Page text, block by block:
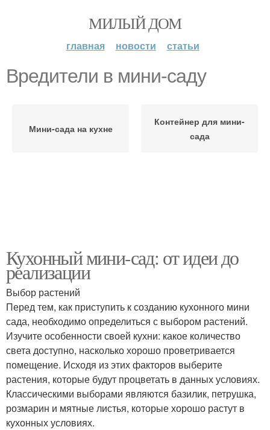
МИЛЫЙ ДОМ
главная новости статьи
Вредители в мини-саду
Мини-сада на кухне
Контейнер для мини-
сада
Кухонный мини-сад: от идеи до
реализации
Выбор растений
Перед тем, как приступить к созданию кухонного мини
сада, необходимо определиться с выбором растений.
Изучите особенности своей кухни: какое количество
света доступно, насколько хорошо проветривается
помещение. Исходя из этих факторов выберите
растения, которые будут процветать в данных условиях.
Классическими выборами являются базилик, петрушка,
розмарин и мятные листья, которые хорошо растут в
кухонных условиях.